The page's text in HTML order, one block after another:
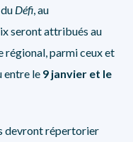
Défi, au
seront attribués au
régional, parmi ceux et
entre le 9 janvier et le
devront répertorier